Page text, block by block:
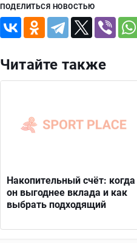
ПОДЕЛИТЬСЯ НОВОСТЬЮ
Читайте также
Накопительный счёт: когда
он выгоднее вклада и как
выбрать подходящий